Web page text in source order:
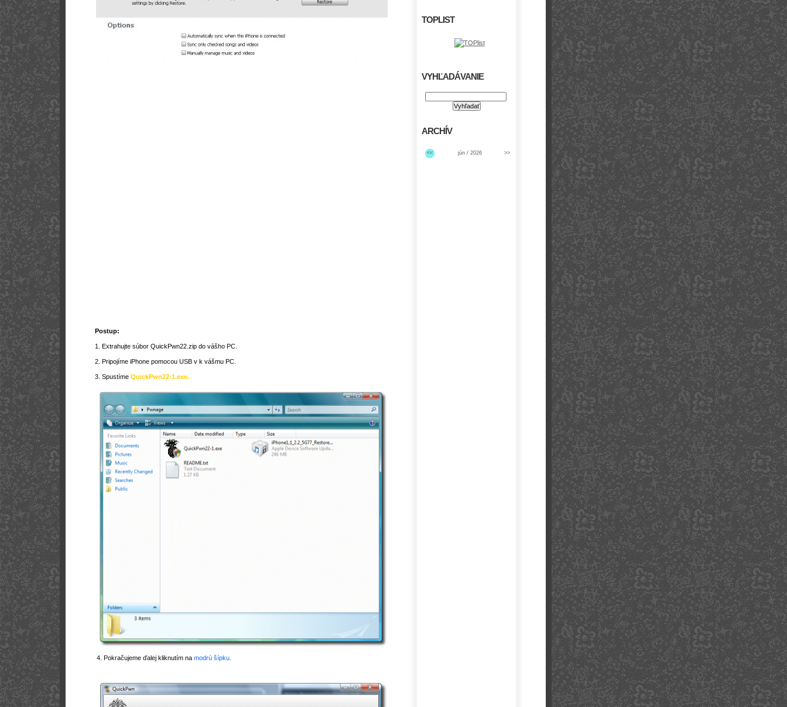
Postup:
1. Extrahujte súbor QuickPwn22.zip do vášho PC.
2. Pripojíme iPhone pomocou USB v k vášmu PC.
3. Spustíme QuickPwn22-1.exe.
4. Pokračujeme ďalej kliknutím na modrú šípku.
TOPLIST
VYHĽADÁVANIE
ARCHÍV
<< jún / 2026 >>